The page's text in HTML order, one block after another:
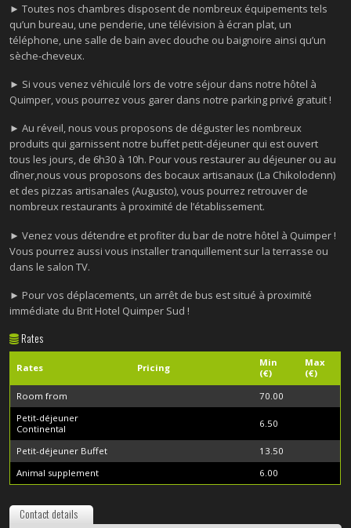
►Toutes nos chambres disposent de nombreux équipements tels
qu’un bureau, une penderie, une télévision à écran plat, un
téléphone, une salle de bain avec douche ou baignoire ainsi qu’un
sèche-cheveux.
► Si vous venez véhiculé lors de votre séjour dans notre hôtel à
Quimper, vous pourrez vous garer dans notre parking privé gratuit !
►Au réveil, nous vous proposons de déguster les nombreux
produits qui garnissent notre buffet petit-déjeuner qui est ouvert
tous les jours, de 6h30 à 10h. Pour vous restaurer au déjeuner ou au
dîner,nous vous proposons des bocaux artisanaux (La Chikolodenn)
et des pizzas artisanales (Augusto), vous pourrez retrouver de
nombreux restaurants à proximité de l’établissement.
►Venez vous détendre et profiter du bar de notre hôtel à Quimper !
Vous pourrez aussi vous installer tranquillement sur la terrasse ou
dans le salon TV.
► Pour vos déplacements, un arrêt de bus est situé à proximité
immédiate du Brit Hotel Quimper Sud !
Rates
Rates Pricing
Min
(€)
Max
(€)
Room from
70.00
Petit-déjeuner
Continental
6.50
Petit-déjeuner Buffet
13.50
Animal supplement
6.00
Contact details